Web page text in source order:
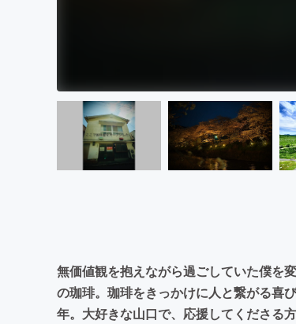
無価値観を抱えながら過ごしていた僕を
の珈琲。珈琲をきっかけに人と繋がる喜
年。大好きな山口で、応援してくださる